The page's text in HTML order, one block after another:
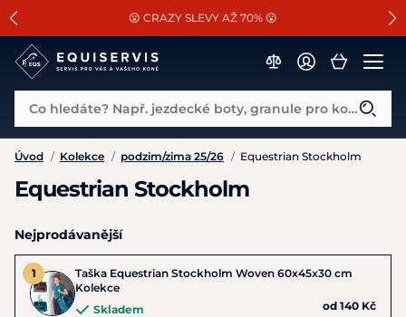
SLEVA 13% na vše od Cassini!
😮 CRAZY SLEVY AŽ 70% 😮
📐Pasování a doplňky k vybraným sedlům ZDARMA 🐴
Co hledáte? Např. jezdecké boty, granule pro koně...
Úvod / Kolekce / podzim/zima 25/26 / Equestrian Stockholm
Equestrian Stockholm
Nejprodávanější
Taška Equestrian Stockholm Woven 60x45x30 cm
Kolekce
Skladem
od 140 Kč